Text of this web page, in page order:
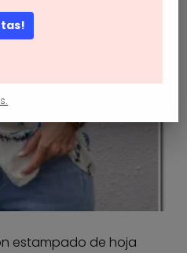
estampado de hoja